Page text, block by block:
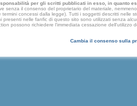
per gli scritti pubblicati in esso, in quanto
senza il consenso del proprietario del materiale,
termini concessi dalla legge). Tutti i soggetti descritti nelle
presenti nelle fanfic di questo sito sono utilizzati senza
possono richiedere l'immediata cessazione
Cambia il consenso sulla